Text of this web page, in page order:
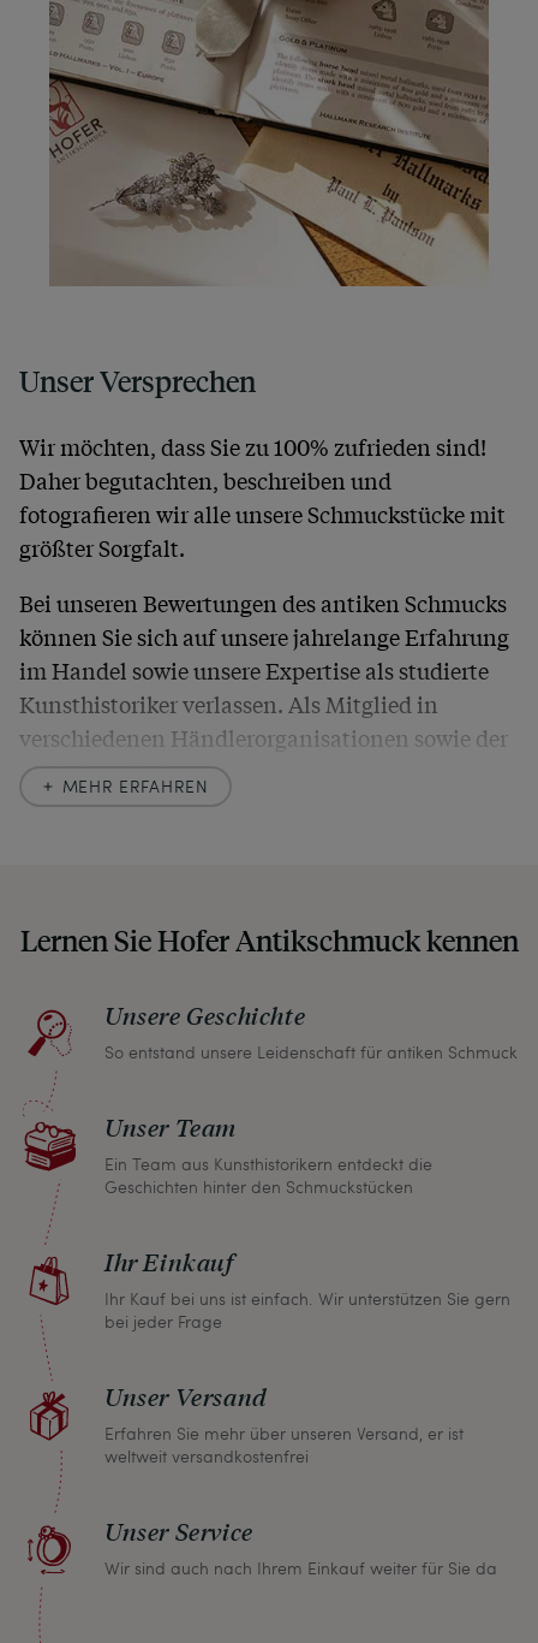
Unser Versprechen
Wir möchten, dass Sie zu 100% zufrieden sind!
Daher begutachten, beschreiben und
fotografieren wir alle unsere Schmuckstücke mit
größter Sorgfalt.
Bei unseren Bewertungen des antiken Schmucks
können Sie sich auf unsere jahrelange Erfahrung
im Handel sowie unsere Expertise als studierte
Kunsthistoriker verlassen. Als Mitglied in
verschiedenen Händlerorganisationen sowie der
Sie, wenn unser Paket zu Ihnen kommt, keine
müssen.
Sollten Sie aus irgendeinem Grund doch einmal
nicht zufrieden sein, nehmen Sie bitte mit uns
Kontakt auf und wir finden umgehend eine
gemeinsame Lösung. Unabhängig davon können
Sie innerhalb von einem Monat jeden Artikel
zurückgeben und wir erstatten Ihnen den vollen
Kaufpreis.
MEHR ERFAHREN
Lernen Sie Hofer Antikschmuck kennen
Unsere Geschichte
So entstand unsere Leidenschaft für antiken Schmuck
Unser Team
Ein Team aus Kunsthistorikern entdeckt die
Geschichten hinter den Schmuckstücken
Ihr Einkauf
Ihr Kauf bei uns ist einfach. Wir unterstützen Sie gern
bei jeder Frage
Unser Versand
Erfahren Sie mehr über unseren Versand, er ist
weltweit versandkostenfrei
Unser Service
Wir sind auch nach Ihrem Einkauf weiter für Sie da